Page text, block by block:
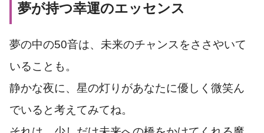
夢が持つ幸運のエッセンス
夢の中の50音は、未来のチャンスをささやいて
いることも。
静かな夜に、星の灯りがあなたに優しく微笑ん
でいると考えてみてね。